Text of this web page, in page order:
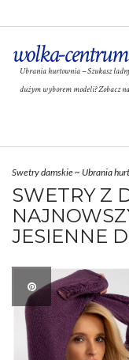
wolka-
Ubrania hurtownia – Szukasz
dużym wyborem modeli? Zobacz
Swetry damskie~ Ubrania
SWETRY Z
JESIENNE